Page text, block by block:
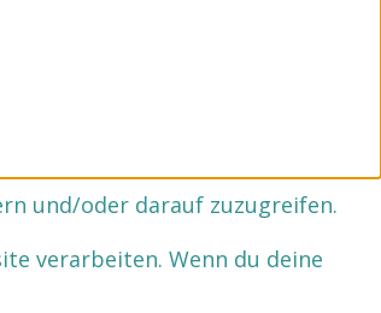
und/oder darauf zuzugreifen.
verarbeiten. Wenn du deine